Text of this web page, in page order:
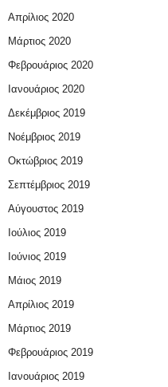
Απρίλιος 2020
Μάρτιος 2020
Φεβρουάριος 2020
Ιανουάριος 2020
Δεκέμβριος 2019
Νοέμβριος 2019
Οκτώβριος 2019
Σεπτέμβριος 2019
Αύγουστος 2019
Ιούλιος 2019
Ιούνιος 2019
Μάιος 2019
Απρίλιος 2019
Μάρτιος 2019
Φεβρουάριος 2019
Ιανουάριος 2019